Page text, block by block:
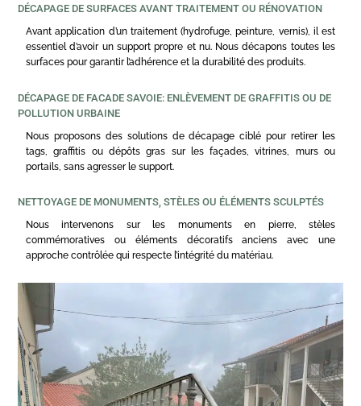
DÉCAPAGE DE SURFACES AVANT TRAITEMENT OU RÉNOVATION
Avant application d’un traitement (hydrofuge, peinture, vernis), il est
essentiel d’avoir un support propre et nu. Nous décapons toutes les
surfaces pour garantir l’adhérence et la durabilité des produits.
DÉCAPAGE DE FACADE SAVOIE: ENLÈVEMENT DE GRAFFITIS OU DE
POLLUTION URBAINE
Nous proposons des solutions de décapage ciblé pour retirer les
tags, graffitis ou dépôts gras sur les façades, vitrines, murs ou
portails, sans agresser le support.
NETTOYAGE DE MONUMENTS, STÈLES OU ÉLÉMENTS SCULPTÉS
Nous intervenons sur les monuments en pierre, stèles
commémoratives ou éléments décoratifs anciens avec une
approche contrôlée qui respecte l’intégrité du matériau.